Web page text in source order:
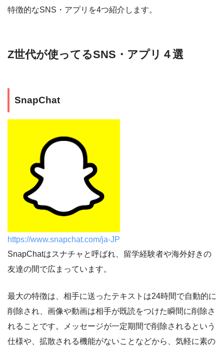
特徴的なSNS・アプリを4つ紹介します。
Z世代が使ってるSNS・アプリ４選
SnapChat
https://www.snapchat.com/ja-JP
SnapChatはスナチャと呼ばれ、留学経験者や海外好きの
友達の間で広まっています。
最大の特徴は、相手に送ったテキストは24時間で自動的に
削除され、画像や動画は相手が既読をつけた瞬間に削除さ
れることです。メッセージが一定期間で削除されるという
仕様や、拡散される機能がないことなどから、気軽に素の